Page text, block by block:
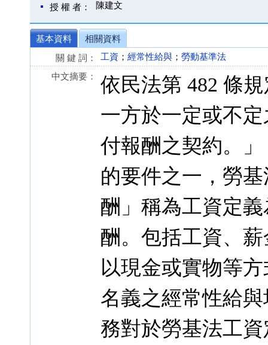
授 權 者： 陳建文
基本資料
相關資料
關 鍵 詞：
工資 ； 經常性給與 ； 勞動基準法
中文摘要：
依民法第 482 條
一方於一定或不
付報酬之契約。
的要件之一，勞
酬」稱為工資定
酬。包括工資、
以現金或實物等
名義之經常性給
務對於勞基法工